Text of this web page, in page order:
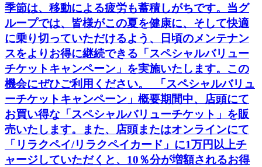
季節は、移動による疲労も蓄積しがちです。当グ
ループでは、皆様がこの夏を健康に、そして快適
に乗り切っていただけるよう、日頃のメンテナン
スをよりお得に継続できる「スペシャルバリュー
チケットキャンペーン」を実施いたします。この
機会にぜひご利用ください。 「スペシャルバリュ
ーチケットキャンペーン」概要期間中、店頭にて
お買い得な「スペシャルバリューチケット」を販
売いたします。また、店頭またはオンラインにて
「リラクペイ/リラクペイカード」に1万円以上チ
ャージしていただくと、10％分が増額されるお得